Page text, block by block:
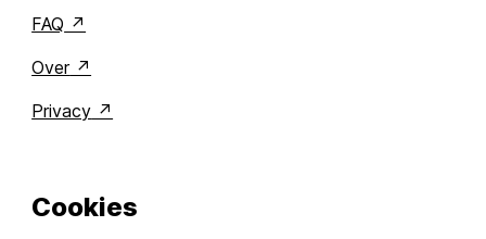
FAQ
Over
Privacy
Cookies